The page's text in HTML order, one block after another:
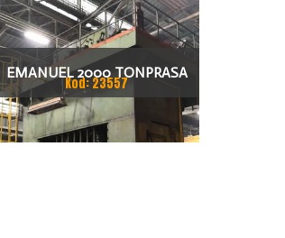
EMANUEL 2000 TONPRASA
HYDRAULICZNA 3200 X 2000
Kod: 23557